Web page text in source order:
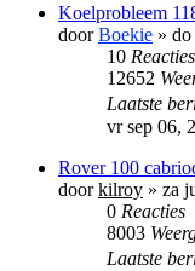
Koelprobleem
doorBoekie » do
10 Reacties
12652
Laatste
vr sep 06,
Rover 100
doorkilroy » za
0 Reacties
8003
Laatste